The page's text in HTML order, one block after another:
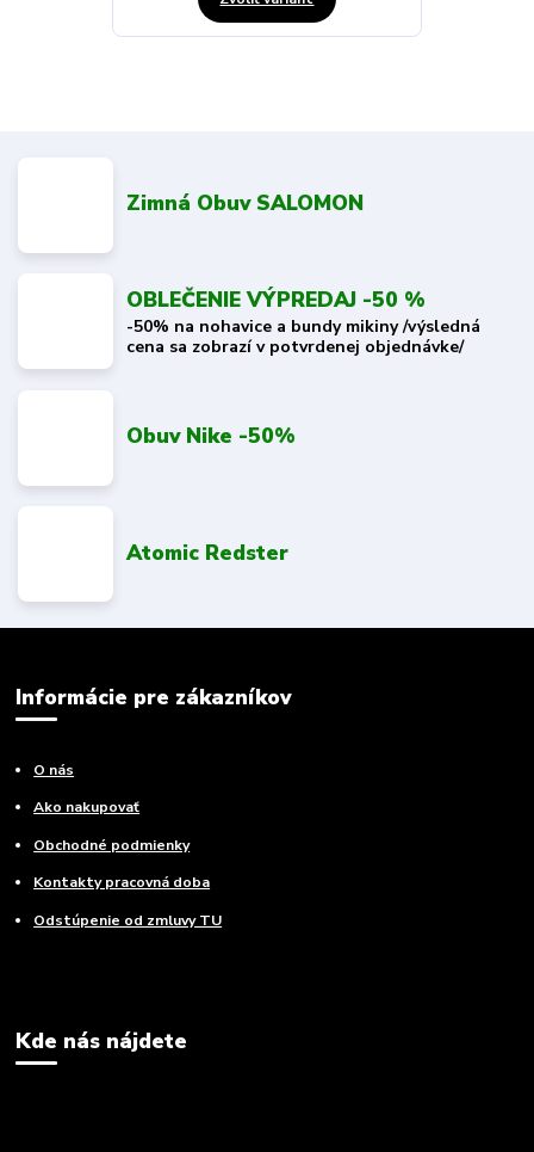
Zimná Obuv SALOMON
OBLEČENIE VÝPREDAJ -50 %
-50% na nohavice a bundy mikiny /výsledná
cena sa zobrazí v potvrdenej objednávke/
Obuv Nike -50%
Atomic Redster
Informácie pre zákazníkov
O nás
Ako nakupovať
Obchodné podmienky
Kontakty pracovná doba
Odstúpenie od zmluvy TU
Kde nás nájdete